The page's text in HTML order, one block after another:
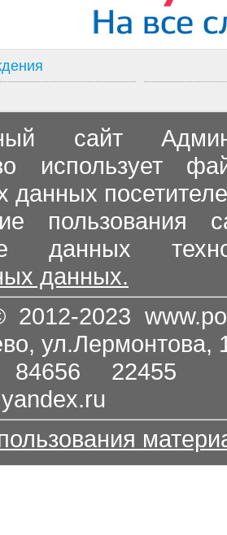
сайт
использует
данных
пользования
данных
данных.
2012-2023
ул.Лермонтова,
84656